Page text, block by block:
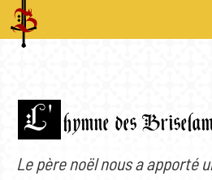
L' hymne des
Le père noël nous a apporté